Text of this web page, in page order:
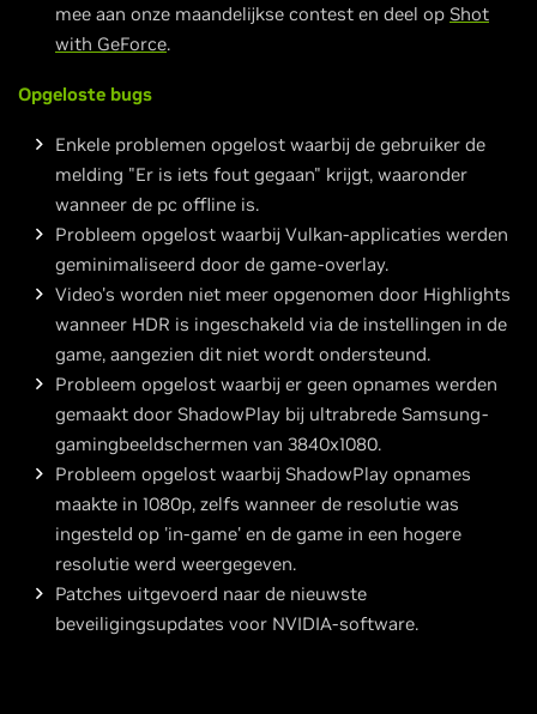
mee aan onze maandelijkse contest en deel op Shot
with GeForce.
Opgeloste bugs
Enkele problemen opgelost waarbij de gebruiker de
melding "Er is iets fout gegaan" krijgt, waaronder
wanneer de pc offline is.
Probleem opgelost waarbij Vulkan-applicaties werden
geminimaliseerd door de game-overlay.
Video's worden niet meer opgenomen door Highlights
wanneer HDR is ingeschakeld via de instellingen in de
game, aangezien dit niet wordt ondersteund.
Probleem opgelost waarbij er geen opnames werden
gemaakt door ShadowPlay bij ultrabrede Samsung-
gamingbeeldschermen van 3840x1080.
Probleem opgelost waarbij ShadowPlay opnames
maakte in 1080p, zelfs wanneer de resolutie was
ingesteld op 'in-game' en de game in een hogere
resolutie werd weergegeven.
Patches uitgevoerd naar de nieuwste
beveiligingsupdates voor NVIDIA-software.